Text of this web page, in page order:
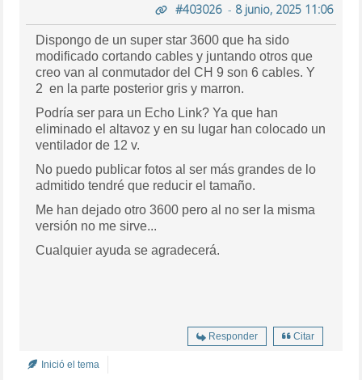
#403026- 8 junio, 2025 11:06
Dispongo de un super star 3600 que ha sido
modificado cortando cables y juntando otros que
creo van al conmutador del CH 9 son 6 cables. Y
2 en la parte posterior gris y marron.
Podría ser para un Echo Link? Ya que han
eliminado el altavoz y en su lugar han colocado un
ventilador de 12 v.
No puedo publicar fotos al ser más grandes de lo
admitido tendré que reducir el tamaño.
Me han dejado otro 3600 pero al no ser la misma
versión no me sirve...
Cualquier ayuda se agradecerá.
Responder Citar
Inició el tema